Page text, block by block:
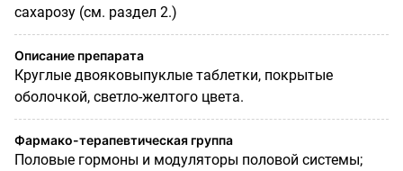
сахарозу (см. раздел 2.)
Описание препарата
Круглые двояковыпуклые таблетки, покрытые
оболочкой, светло-желтого цвета.
Фармако-терапевтическая группа
Половые гормоны и модуляторы половой системы;